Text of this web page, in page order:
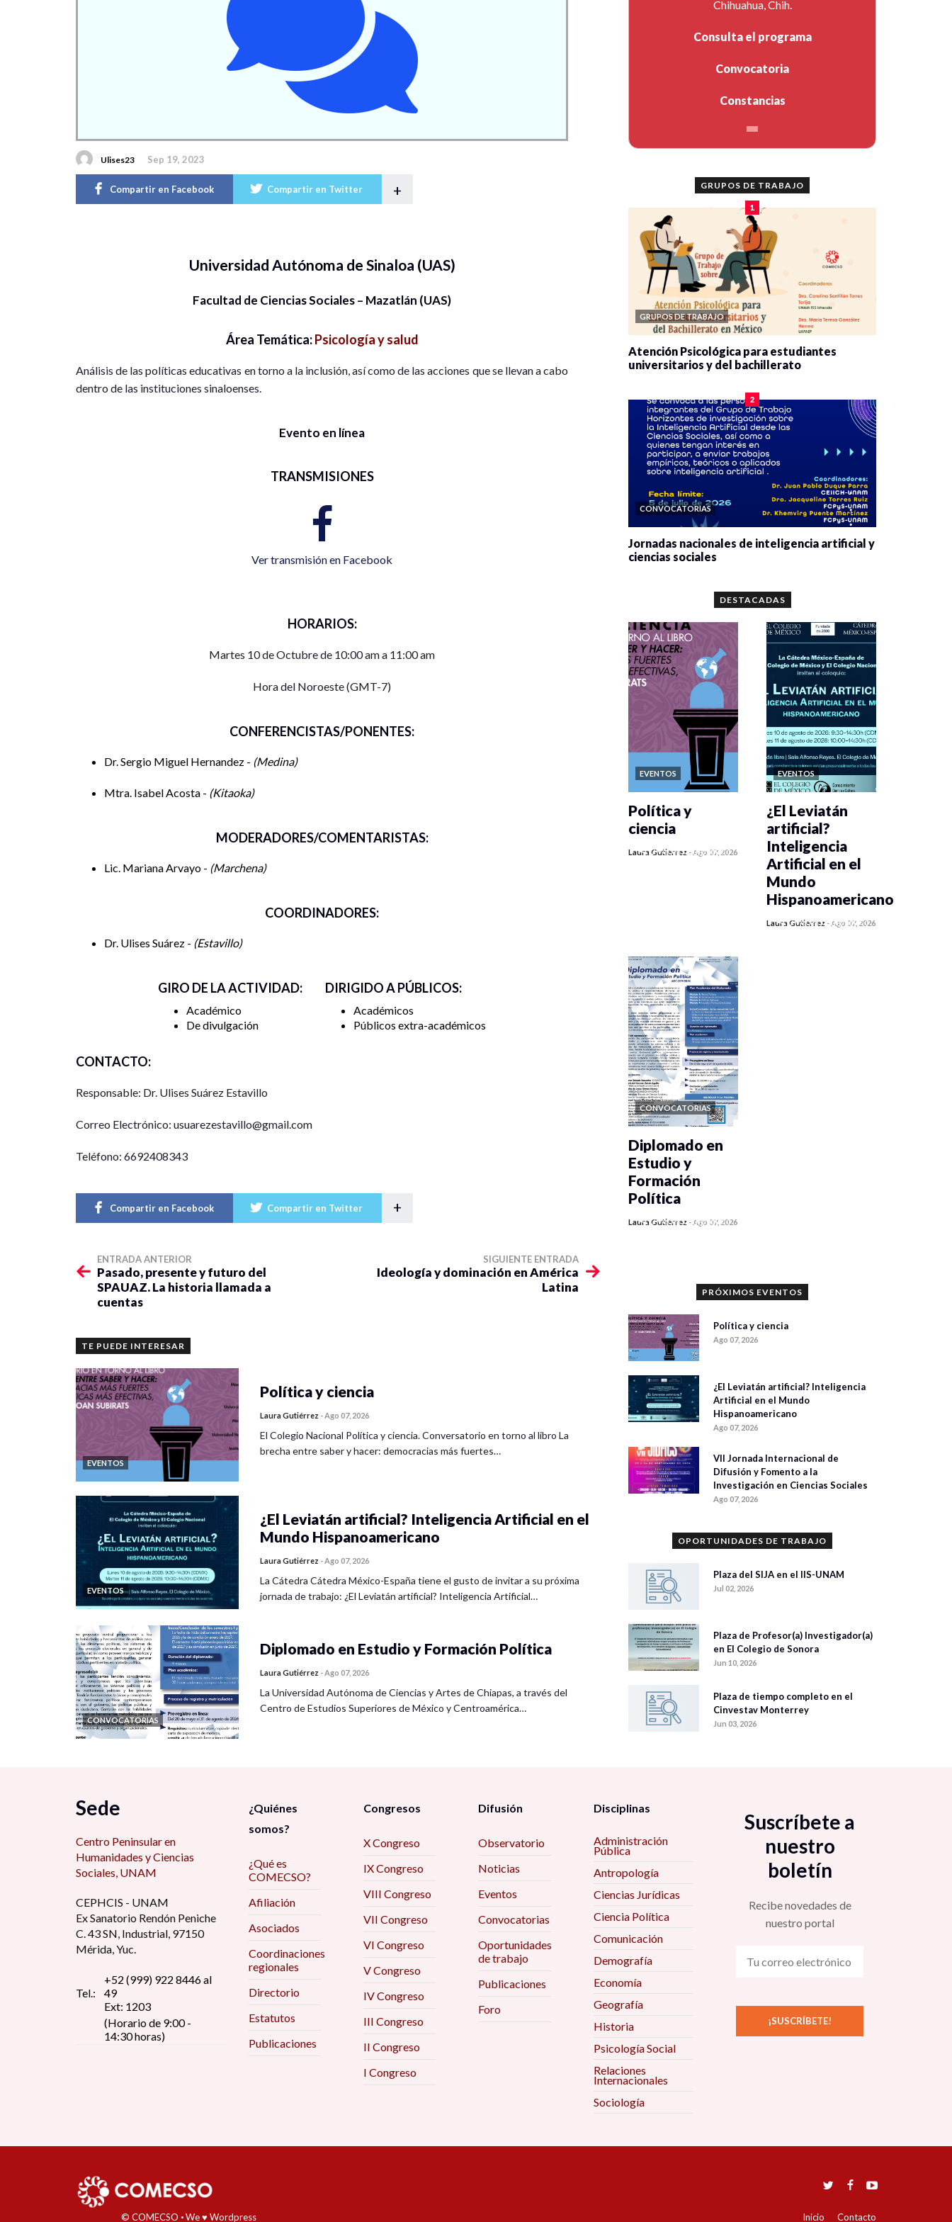
Ulises23 Sep 19, 2023
Compartir en Facebook Compartir en Twitter +
Universidad Autónoma de Sinaloa (UAS)
Facultad de Ciencias Sociales – Mazatlán (UAS)
Área Temática:Psicología y salud
Análisis de las políticas educativas en torno a la inclusión, así como de las acciones que se llevan a cabo
dentro de las instituciones sinaloenses.
Evento en línea
TRANSMISIONES
Ver transmisión en Facebook
HORARIOS:
Martes 10 de Octubre de 10:00 am a 11:00 am
Hora del Noroeste (GMT-7)
CONFERENCISTAS/PONENTES:
Dr. Sergio Miguel Hernandez - Medina
Mtra. Isabel Acosta - Kitaoka
MODERADORES/COMENTARISTAS:
Lic. Mariana Arvayo - Marchena
COORDINADORES:
Dr. Ulises Suárez - Estavillo
GIRO DE LA ACTIVIDAD:
Académico
De divulgación
DIRIGIDO A PÚBLICOS:
Académicos
Públicos extra-académicos
CONTACTO:
Responsable: Dr. Ulises Suárez Estavillo
Correo Electrónico: usuarezestavillo@gmail.com
Teléfono: 6692408343
Compartir en Facebook Compartir en Twitter +
ENTRADA ANTERIOR
Pasado, presente y futuro del
SPAUAZ. La historia llamada a
cuentas
SIGUIENTE ENTRADA
Ideología y dominación en América
Latina
TE PUEDE INTERESAR
EVENTOS
Política y ciencia
Laura Gutiérrez -Ago 07, 2026
El Colegio Nacional Política y ciencia. Conversatorio en torno al libro La
brecha entre saber y hacer: democracias más fuertes…
EVENTOS
¿El Leviatán artificial? Inteligencia Artificial en el
Mundo Hispanoamericano
Laura Gutiérrez -Ago 07, 2026
La Cátedra Cátedra México-España tiene el gusto de invitar a su próxima
jornada de trabajo: ¿El Leviatán artificial? Inteligencia Artificial…
CONVOCATORIAS
Diplomado en Estudio y Formación Política
Laura Gutiérrez -Ago 07, 2026
La Universidad Autónoma de Ciencias y Artes de Chiapas, a través del
Centro de Estudios Superiores de México y Centroamérica…
Chihuahua, Chih.
Consulta el programa
Convocatoria
Constancias
GRUPOS DE TRABAJO
1
GRUPOS DE TRABAJO
Atención Psicológica para estudiantes
universitarios y del bachillerato
2
CONVOCATORIAS
Jornadas nacionales de inteligencia artificial y
ciencias sociales
DESTACADAS
EVENTOS
0 veces compartido
Política y
ciencia
Laura Gutiérrez -Ago 07, 2026
EVENTOS
0 veces compartido
¿El Leviatán
artificial?
Inteligencia
Artificial en el
Mundo
Hispanoamericano
Laura Gutiérrez -Ago 07, 2026
CONVOCATORIAS
0 veces compartido
Diplomado en
Estudio y
Formación
Política
Laura Gutiérrez -Ago 07, 2026
PRÓXIMOS EVENTOS
Política y ciencia
Ago 07, 2026
¿El Leviatán artificial? Inteligencia
Artificial en el Mundo
Hispanoamericano
Ago 07, 2026
VII Jornada Internacional de
Difusión y Fomento a la
Investigación en Ciencias Sociales
Ago 07, 2026
OPORTUNIDADES DE TRABAJO
Plaza del SIJA en el IIS-UNAM
Jul 02, 2026
Plaza de Profesor(a) Investigador(a)
en El Colegio de Sonora
Jun 10, 2026
Plaza de tiempo completo en el
Cinvestav Monterrey
Jun 03, 2026
Sede
Centro Peninsular en
Humanidades y Ciencias
Sociales, UNAM
CEPHCIS - UNAM
Ex Sanatorio Rendón Peniche
C. 43 SN, Industrial, 97150
Mérida, Yuc.
Tel.:
+52 (999) 922 8446 al
49
Ext: 1203
(Horario de 9:00 -
14:30 horas)
¿Quiénes
somos?
¿Qué es
COMECSO?
Afiliación
Asociados
Coordinaciones
regionales
Directorio
Estatutos
Publicaciones
Congresos
X Congreso
IX Congreso
VIII Congreso
VII Congreso
VI Congreso
V Congreso
IV Congreso
III Congreso
II Congreso
I Congreso
Difusión
Observatorio
Noticias
Eventos
Convocatorias
Oportunidades
de trabajo
Publicaciones
Foro
Disciplinas
Administración
Pública
Antropología
Ciencias Jurídicas
Ciencia Política
Comunicación
Demografía
Economía
Geografía
Historia
Psicología Social
Relaciones
Internacionales
Sociología
Suscríbete a
nuestro
boletín
Recibe novedades de
nuestro portal
© COMECSO ·We ♥ Wordpress Inicio Contacto